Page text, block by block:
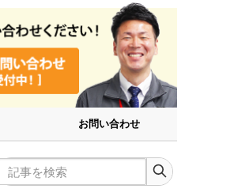
お問い合わせ
記事を検索